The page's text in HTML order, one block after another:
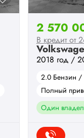
2018 год /
2.0 Бензин /
Полный
Один
2 570
В кредит от